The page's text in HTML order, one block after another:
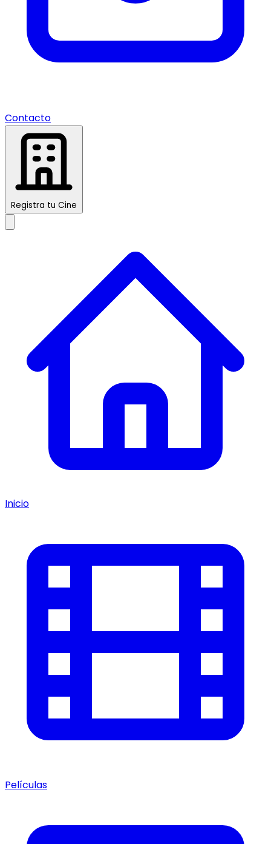
Contacto
Registra tu Cine
Inicio
Películas